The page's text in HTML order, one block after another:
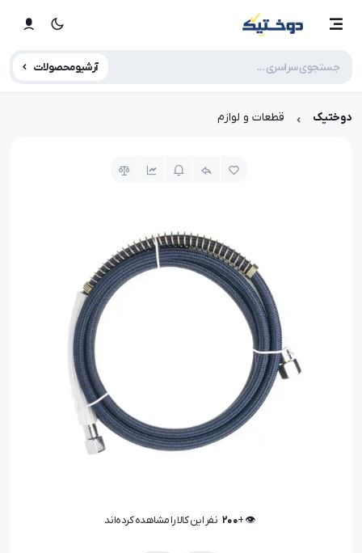
آرشیو محصولات
دوختیک قطعات و لوازم
👁️ +
200 نفر این کالا را مشاهده کرده‌اند